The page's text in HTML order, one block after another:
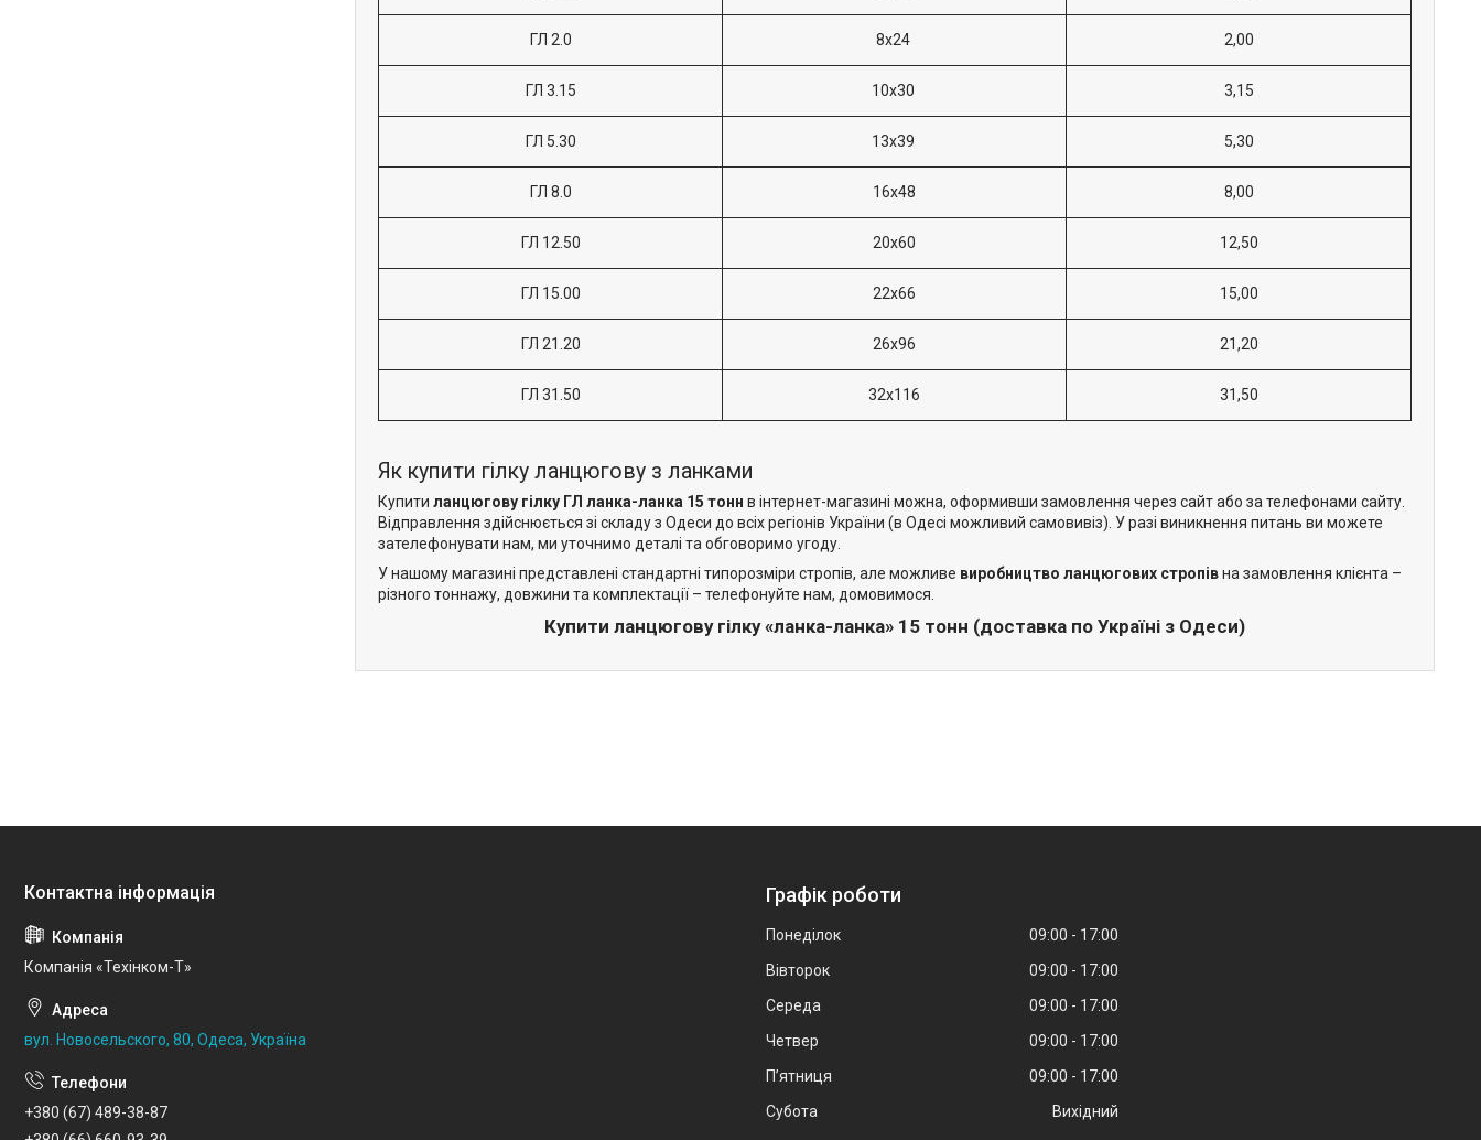
ГЛ 2.0 8х24 2,00
ГЛ 3.15 10х30 3,15
ГЛ 5.30 13х39 5,30
ГЛ 8.0 16х48 8,00
ГЛ 12.50 20х60 12,50
ГЛ 15.00 22х66 15,00
ГЛ 21.20 26х96 21,20
ГЛ 31.50 32х116 31,50
Як купити гілку ланцюгову з ланками
Купити ланцюгову гілку ГЛ ланка-ланка 15 тонн в інтернет-магазині можна, оформивши замовлення через сайт або за телефонами сайту.
Відправлення здійснюється зі складу з Одеси до всіх регіонів України (в Одесі можливий самовивіз). У разі виникнення питань ви можете
зателефонувати нам, ми уточнимо деталі та обговоримо угоду.
У нашому магазині представлені стандартні типорозміри стропів, але можливе виробництво ланцюгових стропівна замовлення клієнта –
різного тоннажу, довжини та комплектації – телефонуйте нам, домовимося.
Купити ланцюгову гілку «ланка-ланка» 15 тонн (доставка по Україні з Одеси)
Компанія «Техінком-Т»
вул. Новосельского, 80, Одеса, Україна
+380 (67) 489-38-87
Графік роботи
Понеділок 09:00
17:00
Вівторок
09:00
17:00
Середа
09:00
17:00
Четвер
09:00
17:00
Пʼятниця
09:00
17:00
Субота
Вихідний